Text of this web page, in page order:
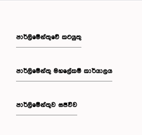
පාර්ලිමේන්තුවේ කටයුතු
පාර්ලිමේන්තු මහලේකම් කාර්යාලය
පාර්ලිමේන්තුව සජීවීව